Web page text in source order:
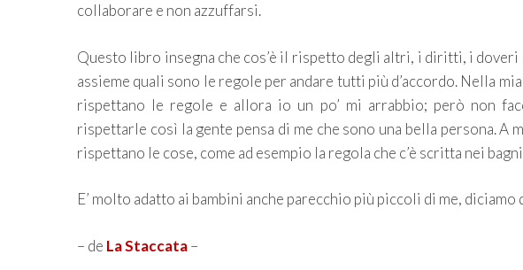
collaborare e non azzuffarsi.
Questo libro insegna che cos’è il rispetto degli altri, i diritti, i
assieme quali sono le regole per andare tutti più d’accordo. Nella
rispettano le regole e allora io un po’ mi arrabbio; però non
rispettarle così la gente pensa di me che sono una bella persona. A
rispettano le cose, come ad esempio la regola che c’è scritta nei
E’ molto adatto ai bambini anche parecchio più piccoli di me, diciamo
– de La Staccata–